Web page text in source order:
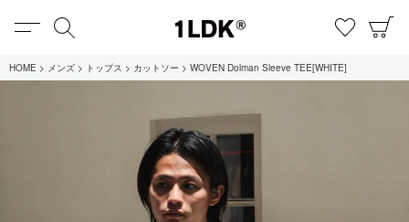
MENU お気に
HOME メンズ トップス カットソー WOVEN Dolman Sleeve TEE[WHITE]